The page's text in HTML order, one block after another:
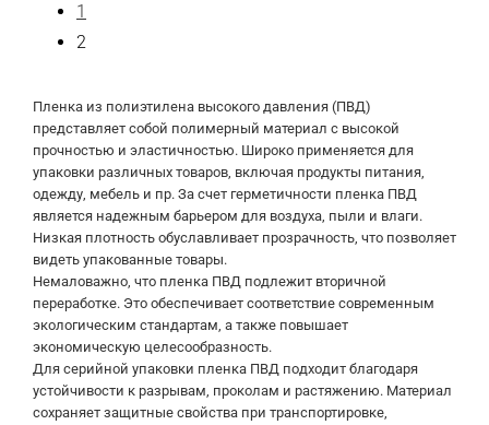
1
2
Пленка из полиэтилена высокого давления (ПВД)
представляет собой полимерный материал с высокой
прочностью и эластичностью. Широко применяется для
упаковки различных товаров, включая продукты питания,
одежду, мебель и пр. За счет герметичности пленка ПВД
является надежным барьером для воздуха, пыли и влаги.
Низкая плотность обуславливает прозрачность, что позволяет
видеть упакованные товары.
Немаловажно, что пленка ПВД подлежит вторичной
переработке. Это обеспечивает соответствие современным
экологическим стандартам, а также повышает
экономическую целесообразность.
Для серийной упаковки пленка ПВД подходит благодаря
устойчивости к разрывам, проколам и растяжению. Материал
сохраняет защитные свойства при транспортировке,